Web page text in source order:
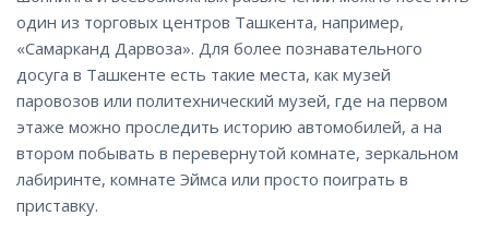
один из торговых центров Ташкента, например,
«Самарканд Дарвоза». Для более познавательного
досуга в Ташкенте есть такие места, как музей
паровозов или политехнический музей, где на первом
этаже можно проследить историю автомобилей, а на
втором побывать в перевернутой комнате, зеркальном
лабиринте, комнате Эймса или просто поиграть в
приставку.